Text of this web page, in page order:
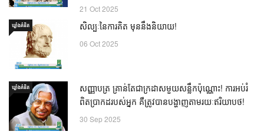
21 Oct 2025
ឃ្លាំង​គំនិត សិល្បៈនៃការគិត មុននឹងនិយាយ!
06 Oct 2025
ឃ្លាំង​គំនិត
សញ្ញាបត្រ គ្រាន់តែជាក្រដាសមួយសន្លឹកប៉ុណ្ណោះ! ការអប់រំ
ពិតប្រាកដរបស់អ្នក គឺត្រូវបានបង្ហាញតាមរយៈឥរិយាបថ!
30 Sep 2025